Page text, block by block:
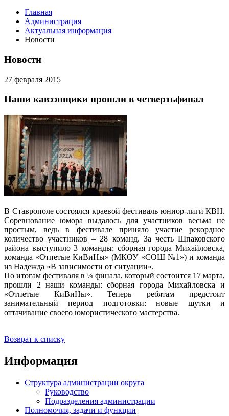
Главная
Администрация
Актуальная информация
Новости
Новости
27 февраля 2015
Наши кавээнщики прошли в четвертьфинал
В Ставрополе состоялся краевой фестиваль юниор-лиги КВН.
Соревнование юмора выдалось для участников весьма не
простым, ведь в фестивале приняло участие рекордное
количество участников – 28 команд. За честь Шпаковского
района выступило 3 команды: сборная города Михайловска,
команда «Отпетые КиВиНы» (МКОУ «СОШ №1») и команда
из Надежда «В зависимости от ситуации».
По итогам фестиваля в ¼ финала, который состоится 17 марта,
прошли 2 наши команды: сборная города Михайловска и
«Отпетые КиВиНы». Теперь ребятам предстоит
занимательный период подготовки: новые шутки и
оттачивание своего юмористического мастерства.
Возврат к списку
Информация
Структура администрации округа
Руководство
Подразделения администрации
Полномочия, задачи и функции